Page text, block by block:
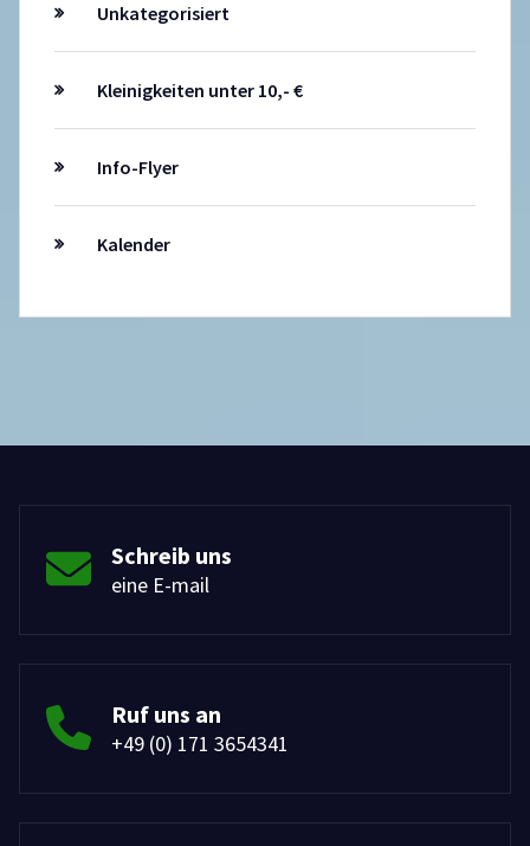
Unkategorisiert
Kleinigkeiten unter 10,- €
Info-Flyer
Kalender
Schreib uns
eine E-mail
Ruf uns an
+49 (0) 171 3654341